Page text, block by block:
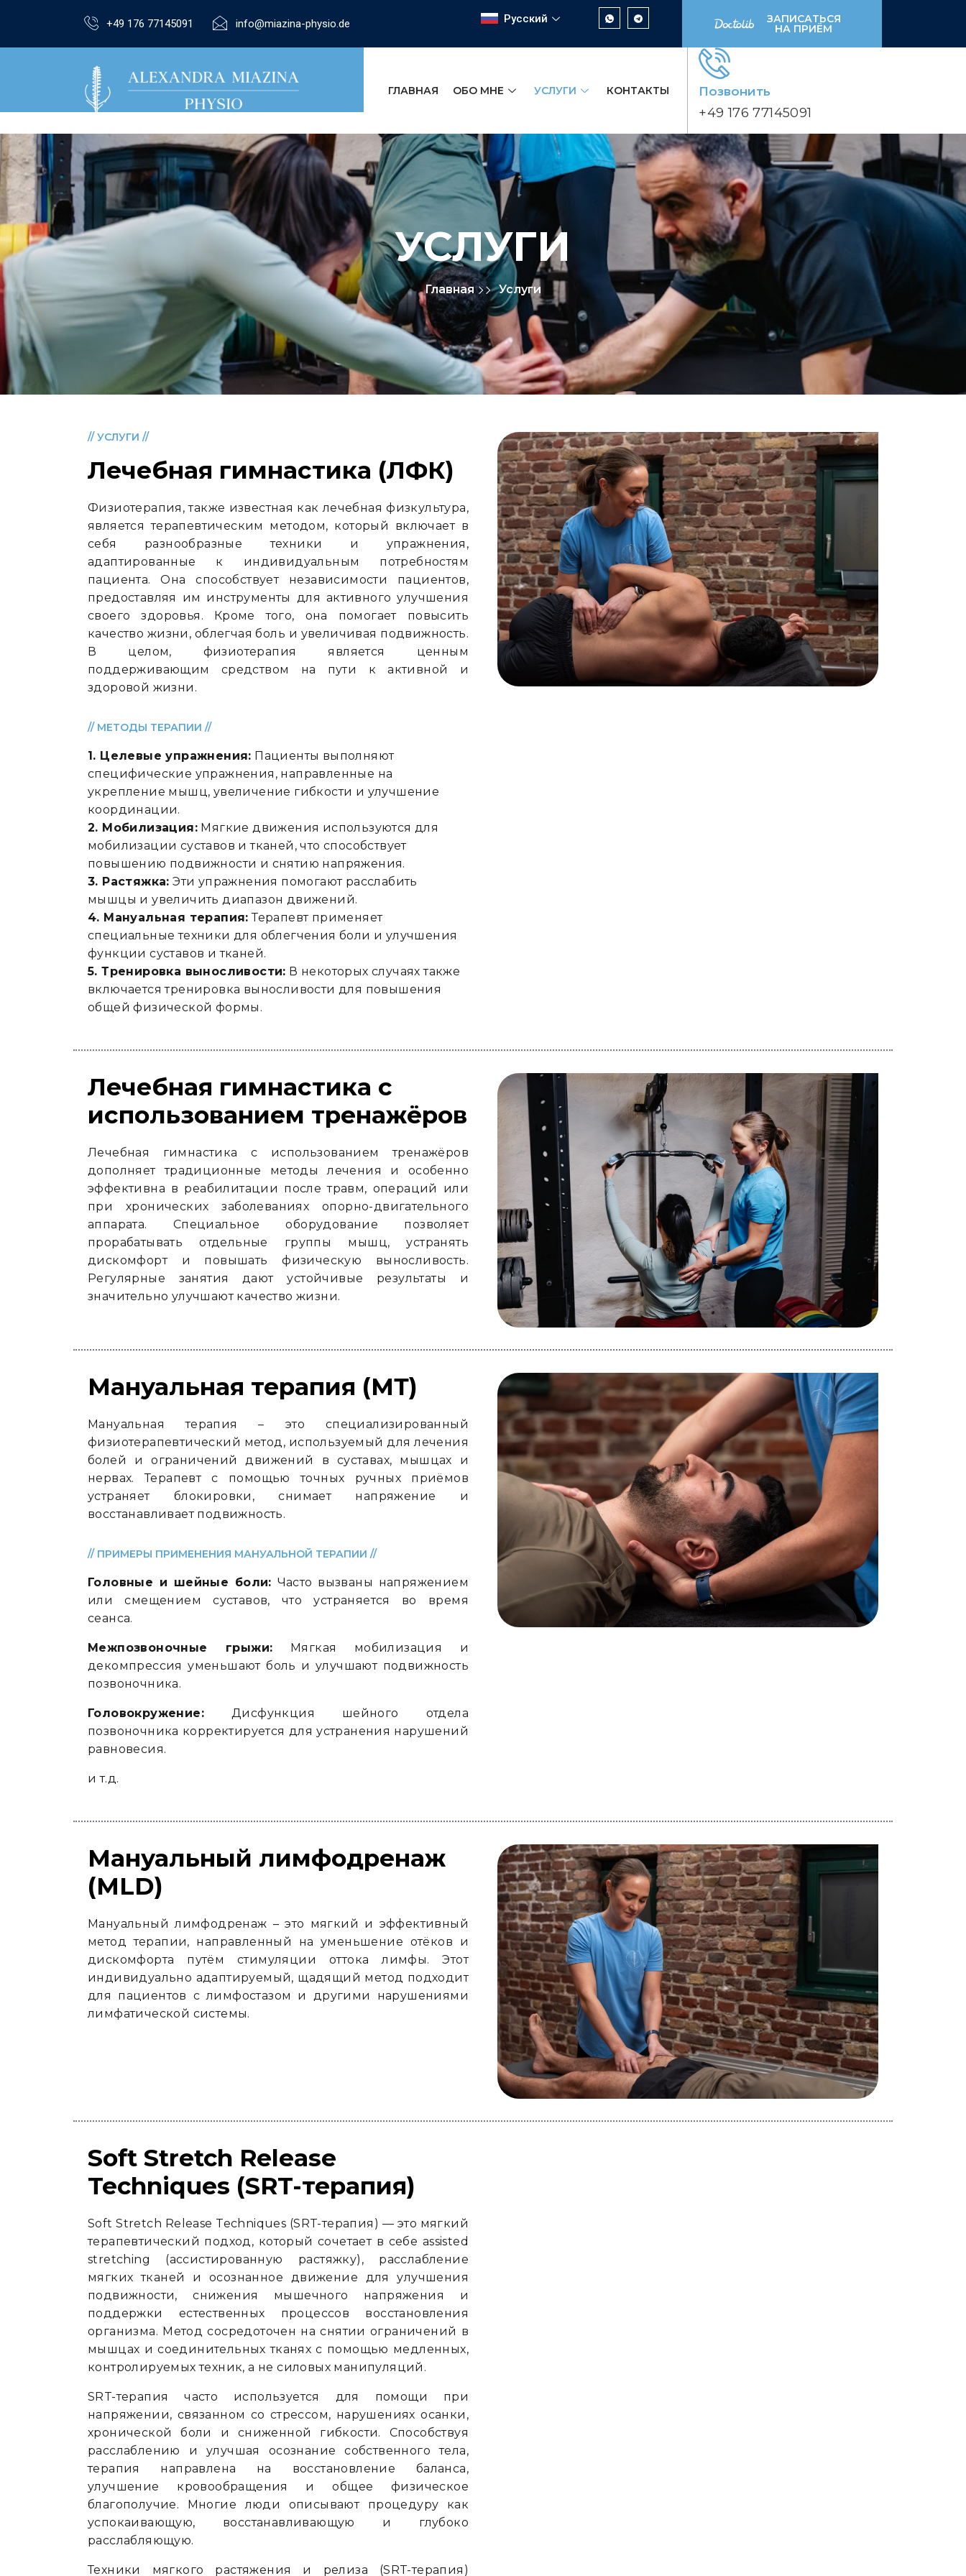
+49 176 77145091 info@miazina-physio.de Русский ЗАПИСАТЬСЯ
НА ПРИЁМ
ГЛАВНАЯ ОБО МНЕ УСЛУГИ КОНТАКТЫ Позвонить
+49 176 77145091
УСЛУГИ
Главная Услуги
// УСЛУГИ //
Лечебная гимнастика (ЛФК)
Физиотерапия, также известная как лечебная физкультура,
является терапевтическим методом, который включает в
себя разнообразные техники и упражнения,
адаптированные к индивидуальным потребностям
пациента. Она способствует независимости пациентов,
предоставляя им инструменты для активного улучшения
своего здоровья. Кроме того, она помогает повысить
качество жизни, облегчая боль и увеличивая подвижность.
В целом, физиотерапия является ценным
поддерживающим средством на пути к активной и
здоровой жизни.
// МЕТОДЫ ТЕРАПИИ //
1. Целевые упражнения: Пациенты выполняют
специфические упражнения, направленные на
укрепление мышц, увеличение гибкости и улучшение
координации.
2. Мобилизация: Мягкие движения используются для
мобилизации суставов и тканей, что способствует
повышению подвижности и снятию напряжения.
3. Растяжка: Эти упражнения помогают расслабить
мышцы и увеличить диапазон движений.
4. Мануальная терапия: Терапевт применяет
специальные техники для облегчения боли и улучшения
функции суставов и тканей.
5. Тренировка выносливости: В некоторых случаях также
включается тренировка выносливости для повышения
общей физической формы.
Лечебная гимнастика с
использованием тренажёров
Лечебная гимнастика с использованием тренажёров
дополняет традиционные методы лечения и особенно
эффективна в реабилитации после травм, операций или
при хронических заболеваниях опорно-двигательного
аппарата. Специальное оборудование позволяет
прорабатывать отдельные группы мышц, устранять
дискомфорт и повышать физическую выносливость.
Регулярные занятия дают устойчивые результаты и
значительно улучшают качество жизни.
Мануальная терапия (МТ)
Мануальная терапия – это специализированный
физиотерапевтический метод, используемый для лечения
болей и ограничений движений в суставах, мышцах и
нервах. Терапевт с помощью точных ручных приёмов
устраняет блокировки, снимает напряжение и
восстанавливает подвижность.
// ПРИМЕРЫ ПРИМЕНЕНИЯ МАНУАЛЬНОЙ ТЕРАПИИ //
Головные и шейные боли: Часто вызваны напряжением
или смещением суставов, что устраняется во время
сеанса.
Межпозвоночные грыжи: Мягкая мобилизация и
декомпрессия уменьшают боль и улучшают подвижность
позвоночника.
Головокружение: Дисфункция шейного отдела
позвоночника корректируется для устранения нарушений
равновесия.
и т.д.
Мануальный лимфодренаж
(MLD)
Мануальный лимфодренаж – это мягкий и эффективный
метод терапии, направленный на уменьшение отёков и
дискомфорта путём стимуляции оттока лимфы. Этот
индивидуально адаптируемый, щадящий метод подходит
для пациентов с лимфостазом и другими нарушениями
лимфатической системы.
Soft Stretch Release
Techniques (SRT-терапия)
Soft Stretch Release Techniques (SRT-терапия) — это мягкий
терапевтический подход, который сочетает в себе assisted
stretching (ассистированную растяжку), расслабление
мягких тканей и осознанное движение для улучшения
подвижности, снижения мышечного напряжения и
поддержки естественных процессов восстановления
организма. Метод сосредоточен на снятии ограничений в
мышцах и соединительных тканях с помощью медленных,
контролируемых техник, а не силовых манипуляций.
SRT-терапия часто используется для помощи при
напряжении, связанном со стрессом, нарушениях осанки,
хронической боли и сниженной гибкости. Способствуя
расслаблению и улучшая осознание собственного тела,
терапия направлена на восстановление баланса,
улучшение кровообращения и общее физическое
благополучие. Многие люди описывают процедуру как
успокаивающую, восстанавливающую и глубоко
расслабляющую.
Техники мягкого растяжения и релиза (SRT-терапия)